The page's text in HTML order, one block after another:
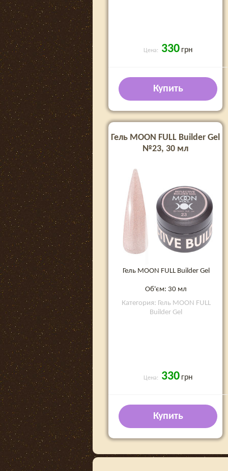
Цена: 330 грн
Купить
Гель MOON FULL Builder Gel
№23, 30 мл
Гель MOON FULL Builder Gel
Об'єм: 30 мл
Категория: Гель MOON FULL
Builder Gel
Цена: 330 грн
Купить